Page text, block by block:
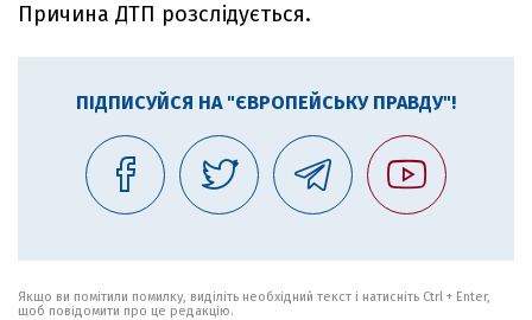
Причина ДТП розслідується.
ПІДПИСУЙСЯ НА "ЄВРОПЕЙСЬКУ ПРАВДУ"!
Якщо ви помітили помилку, виділіть необхідний текст і натисніть Ctrl + Enter,
щоб повідомити про це редакцію.